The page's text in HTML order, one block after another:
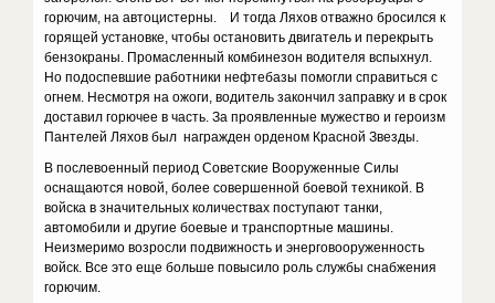
горючим, на автоцистерны. И тогда Ляхов отважно бросился к
горящей установке, чтобы остановить двигатель и перекрыть
бензокраны. Промасленный комбинезон водителя вспыхнул.
Но подоспевшие работники нефтебазы помогли справиться с
огнем. Несмотря на ожоги, водитель закончил заправку и в срок
доставил горючее в часть. За проявленные мужество и героизм
Пантелей Ляхов был награжден орденом Красной Звезды.
В послевоенный период Советские Вооруженные Силы
оснащаются новой, более совершенной боевой техникой. В
войска в значительных количествах поступают танки,
автомобили и другие боевые и транспортные машины.
Неизмеримо возросли подвижность и энерговооруженность
войск. Все это еще больше повысило роль службы снабжения
горючим.